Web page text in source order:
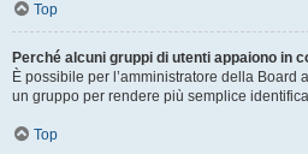
Top
Perché alcuni gruppi di utenti appaiono in
È possibile per l’amministratore della Board
un gruppo per rendere più semplice
Top